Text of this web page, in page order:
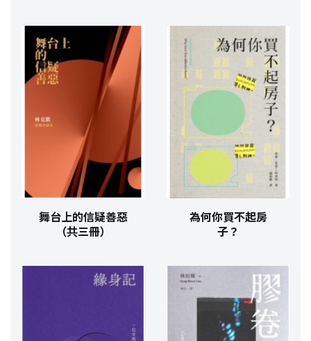
舞台上的信疑善惡
（共三冊）
為何你買不起房
子？